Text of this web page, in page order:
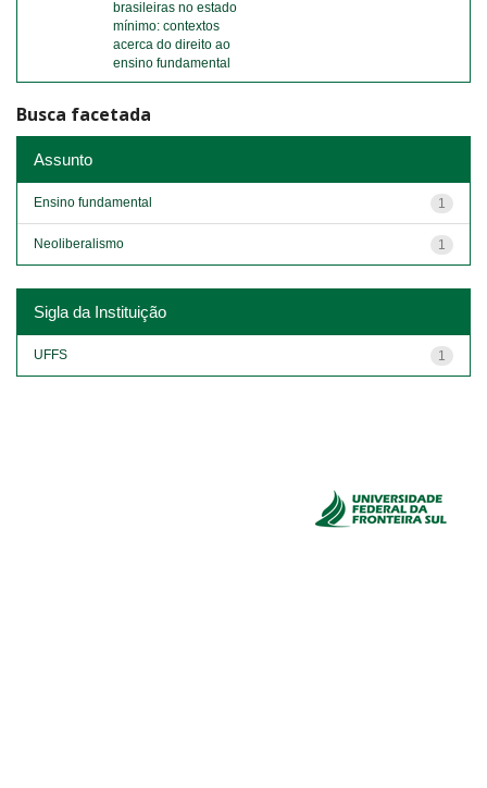
brasileiras no estado
mínimo: contextos
acerca do direito ao
ensino fundamental
Busca facetada
Assunto
1
Ensino fundamental
1
Neoliberalismo
Sigla da Instituição
1
UFFS